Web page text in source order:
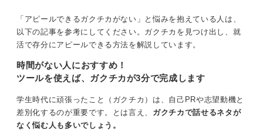
ら再スタートしよう
え、行動したかというプロセスそのものです。まずは
「成果」を探すのをやめて、「自分が繰り返しやったこ
にあった「熱心さ」の源泉を探してみてください。
たとえば、「趣味の本を沢山読んで知識を深めた」こと
「アピールできるガクチカがない」と悩みを抱えている人は、
以下の記事を参考にしてください。ガクチカを見つけ出し、就
活で存分にアピールできる方法を解説しています。
時間がない人におすすめ！
ツールを使えば、ガクチカが3分で完成します
学生時代に頑張ったこと（ガクチカ）は、自己PRや志望動機と
差別化するのが重要です。とは言え、 ガクチカで話せるネタが
なく悩む人も多いでしょう。